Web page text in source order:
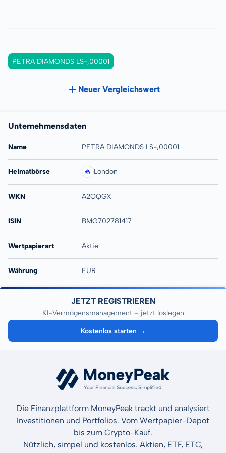
PETRA DIAMONDS LS-,00001
Neuer Vergleichswert
Unternehmensdaten
Name PETRA DIAMONDS LS-,00001
Heimatbörse London
WKN A2QQGX
ISIN BMG702781417
Wertpapierart Aktie
Währung EUR
JETZT REGISTRIEREN
KI-Vermögensmanagement – jetzt loslegen
Kostenlos starten →
Die Finanzplattform MoneyPeak trackt und analysiert
Investitionen und Portfolios. Vom Wertpapier-Depot
bis zum Crypto-Kauf.
Nützlich, simpel und kostenlos. Aktien, ETF, ETC,